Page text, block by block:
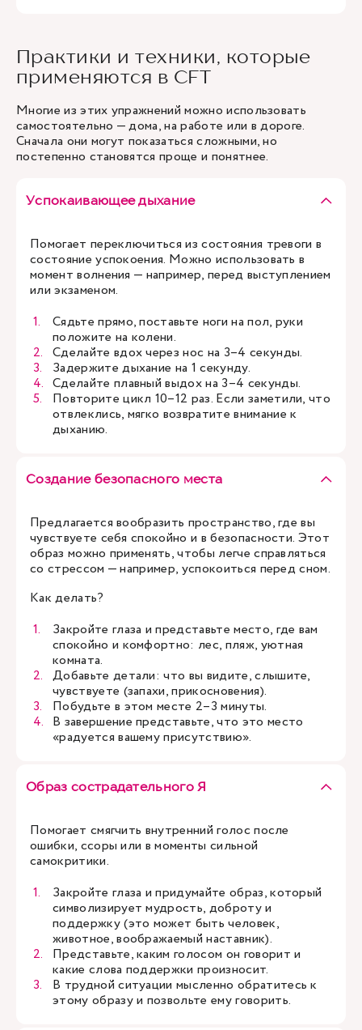
Практики и техники, которые
применяются в CFT
Многие из этих упражнений можно использовать
самостоятельно — дома, на работе или в дороге.
Сначала они могут показаться сложными, но
постепенно становятся проще и понятнее.
Успокаивающее дыхание
Помогает переключиться из состояния тревоги в
состояние успокоения. Можно использовать в
момент волнения — например, перед выступлением
или экзаменом.
Сядьте прямо, поставьте ноги на пол, руки
положите на колени.
Сделайте вдох через нос на 3–4 секунды.
Задержите дыхание на 1 секунду.
Сделайте плавный выдох на 3–4 секунды.
Повторите цикл 10–12 раз. Если заметили, что
отвлеклись, мягко возвратите внимание к
дыханию.
Создание безопасного места
Предлагается вообразить пространство, где вы
чувствуете себя спокойно и в безопасности. Этот
образ можно применять, чтобы легче справляться
со стрессом — например, успокоиться перед сном.
Как делать?
Закройте глаза и представьте место, где вам
спокойно и комфортно: лес, пляж, уютная
комната.
Добавьте детали: что вы видите, слышите,
чувствуете (запахи, прикосновения).
Побудьте в этом месте 2–3 минуты.
В завершение представьте, что это место
«радуется вашему присутствию».
Образ сострадательного Я
Помогает смягчить внутренний голос после
ошибки, ссоры или в моменты сильной
самокритики.
Закройте глаза и придумайте образ, который
символизирует мудрость, доброту и
поддержку (это может быть человек,
животное, воображаемый наставник).
Представьте, каким голосом он говорит и
какие слова поддержки произносит.
В трудной ситуации мысленно обратитесь к
этому образу и позвольте ему говорить.